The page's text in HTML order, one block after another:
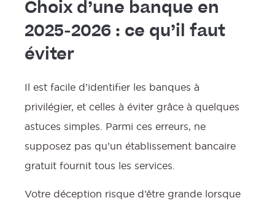
Choix d’une banque en
2025-2026 : ce qu’il faut
éviter
Il est facile d’identifier les banques à
privilégier, et celles à éviter grâce à quelques
astuces simples. Parmi ces erreurs, ne
supposez pas qu’un établissement bancaire
gratuit fournit tous les services.
Votre déception risque d’être grande lorsque